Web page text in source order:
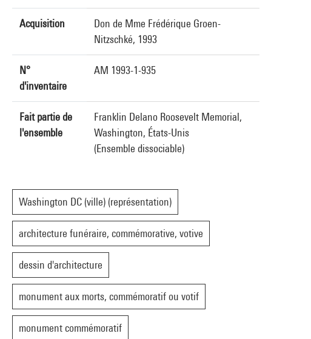
Acquisition
Don de Mme Frédérique Groen-
Nitzschké, 1993
N°
d'inventaire
AM 1993-1-935
Fait partie de
l'ensemble
Franklin Delano Roosevelt Memorial,
Washington, États-Unis
(Ensemble dissociable)
Washington DC (ville) (représentation)
architecture funéraire, commémorative, votive
dessin d'architecture
monument aux morts, commémoratif ou votif
monument commémoratif